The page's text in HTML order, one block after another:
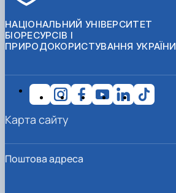
НАЦІОНАЛЬНИЙ УНІВЕРСИТЕТ
БІОРЕСУРСІВ І
ПРИРОДОКОРИСТУВАННЯ УКРАЇНИ
Поштова адреса
Карта сайту